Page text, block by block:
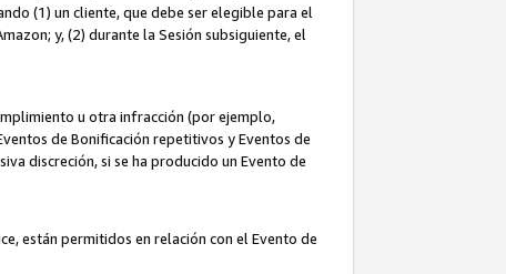
(1) un cliente, que debe ser elegible para el
y, (2) durante la Sesión subsiguiente, el
u otra infracción (por ejemplo,
de Bonificación repetitivos y Eventos de
discreción, si se ha producido un Evento de
están permitidos en relación con el Evento de